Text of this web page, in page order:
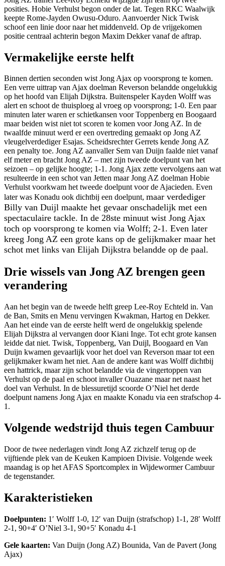
posities. Hobie Verhulst begon onder de lat. Tegen RKC Waalwijk
keepte Rome-Jayden Owusu-Oduro. Aanvoerder Nick Twisk
schoof een linie door naar het middenveld. Op de vrijgekomen
positie centraal achterin begon Maxim Dekker vanaf de aftrap.
Vermakelijke eerste helft
Binnen dertien seconden wist Jong Ajax op voorsprong te komen.
Een verre uittrap van Ajax doelman Reverson belandde ongelukkig
op het hoofd van Elijah Dijkstra. Buitenspeler Kayden Wolff was
alert en schoot de thuisploeg al vroeg op voorsprong; 1-0. Een paar
minuten later waren er schietkansen voor Toppenberg en Boogaard
maar beiden wist niet tot scoren te komen voor Jong AZ. In de
twaalfde minuut werd er een overtreding gemaakt op Jong AZ
vleugelverdediger Esajas. Scheidsrechter Gerrets kende Jong AZ
een penalty toe. Jong AZ aanvaller Sem van Duijn faalde niet vanaf
elf meter en bracht Jong AZ – met zijn tweede doelpunt van het
seizoen – op gelijke hoogte; 1-1. Jong Ajax zette vervolgens aan wat
resulteerde in een schot van Jetten maar Jong AZ doelman Hobie
Verhulst voorkwam het tweede doelpunt voor de Ajacieden. Even
later was Konadu ook dichtbij een doelpunt, maar verdediger
Billy van Duijl maakte het gevaar onschadelijk met een
spectaculaire tackle. In de 28ste minuut wist Jong Ajax
toch op voorsprong te komen via Wolff; 2-1. Even later
kreeg Jong AZ een grote kans op de gelijkmaker maar het
schot met links van Elijah Dijkstra belandde op de paal.
Drie wissels van Jong AZ brengen geen
verandering
Aan het begin van de tweede helft greep Lee-Roy Echteld in. Van
de Ban, Smits en Menu vervingen Kwakman, Hartog en Dekker.
Aan het einde van de eerste helft werd de ongelukkig spelende
Elijah Dijkstra al vervangen door Kiani Inge. Tot echt grote kansen
leidde dat niet. Twisk, Toppenberg, Van Duijl, Boogaard en Van
Duijn kwamen gevaarlijk voor het doel van Reverson maar tot een
gelijkmaker kwam het niet. Aan de andere kant was Wolff dichtbij
een hattrick, maar zijn schot belandde via de vingertoppen van
Verhulst op de paal en schoot invaller Ouazane maar net naast het
doel van Verhulst. In de blessuretijd scoorde O’Niel het derde
doelpunt namens Jong Ajax en maakte Konadu via een strafschop 4-
1.
Volgende wedstrijd thuis tegen Cambuur
Door de twee nederlagen vindt Jong AZ zichzelf terug op de
vijftiende plek van de Keuken Kampioen Divisie. Volgende week
maandag is op het AFAS Sportcomplex in Wijdewormer Cambuur
de tegenstander.
Karakteristieken
Doelpunten: 1′ Wolff 1-0, 12′ van Duijn (strafschop) 1-1, 28′ Wolff
2-1, 90+4′ O’Niel 3-1, 90+5′ Konadu 4-1
Gele kaarten: Van Duijn (Jong AZ) Bounida, Van de Pavert (Jong
Ajax)